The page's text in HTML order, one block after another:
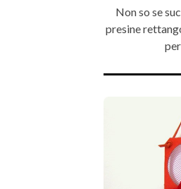
Non so se
presine